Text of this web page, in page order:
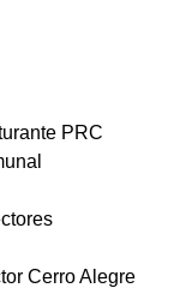
PRC
Cerro Alegre